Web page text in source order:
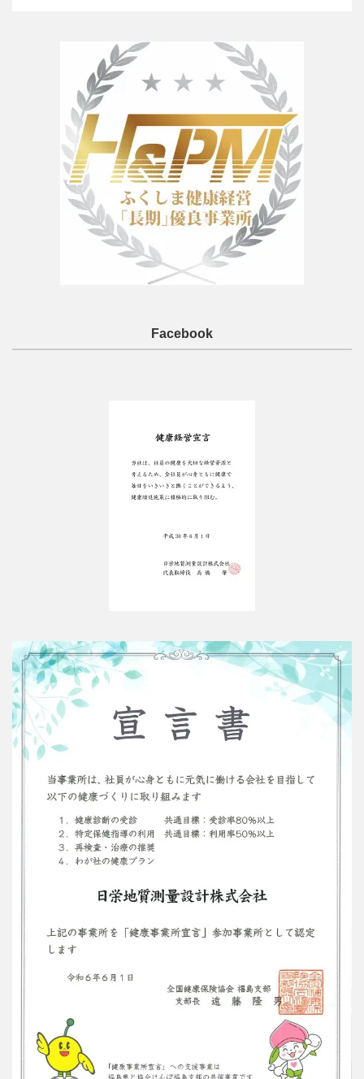
Facebook